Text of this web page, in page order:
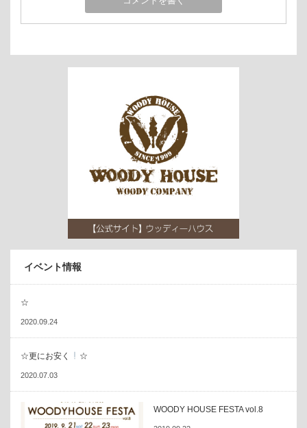
イベント情報
☆
2020.09.24
☆更にお安く ☆
2020.07.03
WOODY HOUSE FESTA vol.8